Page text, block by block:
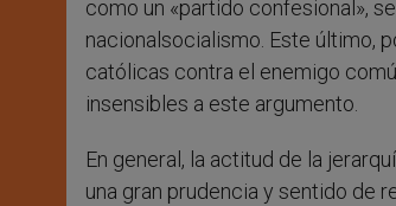
como un «partido confesional»,
nacionalsocialismo. Este último,
católicas contra el enemigo
insensibles a este argumento.
En general, la actitud de la
una gran prudencia y sentido de